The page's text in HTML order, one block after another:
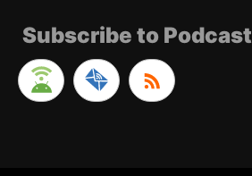
Subscribe to Podcast